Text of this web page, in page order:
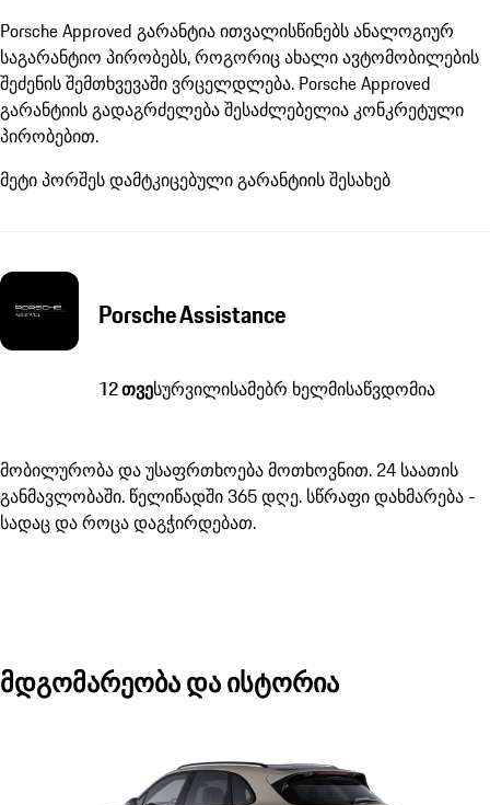
Porsche Approved გარანტია ითვალისწინებს ანალოგიურ
საგარანტიო პირობებს, როგორიც ახალი ავტომობილების
შეძენის შემთხვევაში ვრცელდლება. Porsche Approved
გარანტიის გადაგრძელება შესაძლებელია კონკრეტული
პირობებით.
მეტი პორშეს დამტკიცებული გარანტიის შესახებ
Porsche Assistance
12 თვესურვილისამებრ ხელმისაწვდომია
მობილურობა და უსაფრთხოება მოთხოვნით. 24 საათის
განმავლობაში. წელიწადში 365 დღე. სწრაფი დახმარება -
სადაც და როცა დაგჭირდებათ.
მდგომარეობა და ისტორია